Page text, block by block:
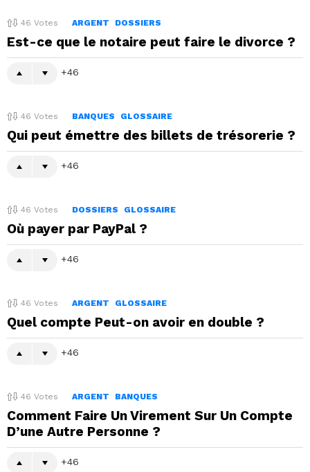
46 Votes ARGENT DOSSIERS
Est-ce que le notaire peut faire le divorce ?
46
46 Votes BANQUES GLOSSAIRE
Qui peut émettre des billets de trésorerie ?
46
46 Votes DOSSIERS GLOSSAIRE
Où payer par PayPal ?
46
46 Votes ARGENT GLOSSAIRE
Quel compte Peut-on avoir en double ?
46
46 Votes ARGENT BANQUES
Comment Faire Un Virement Sur Un Compte
D’une Autre Personne ?
46